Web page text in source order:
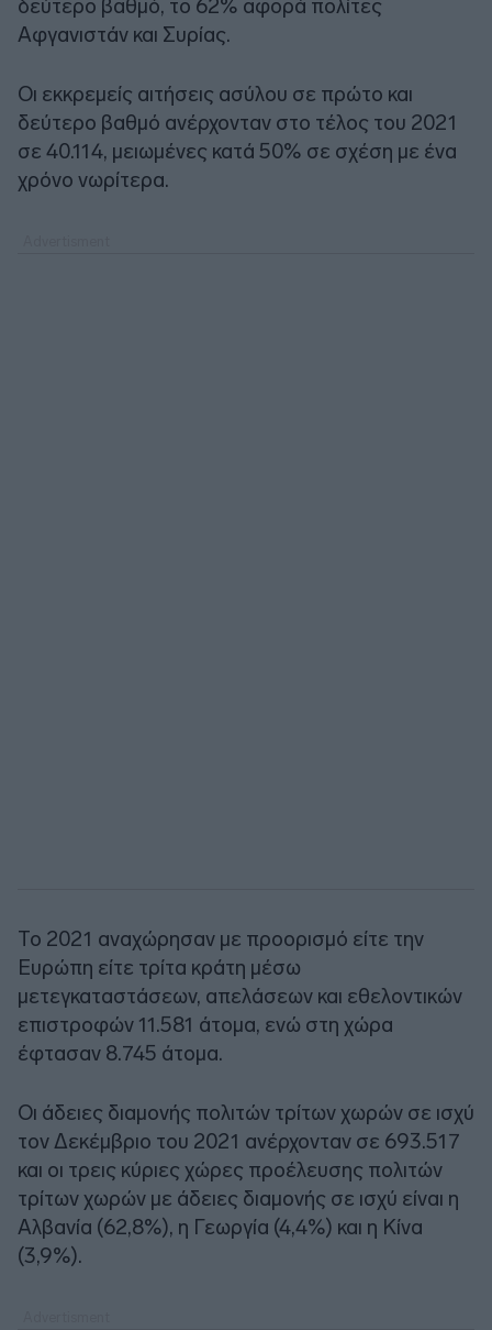
δεύτερο βαθμό, το 62% αφορά πολίτες
Αφγανιστάν και Συρίας.
Οι εκκρεμείς αιτήσεις ασύλου σε πρώτο και
δεύτερο βαθμό ανέρχονταν στο τέλος του 2021
σε 40.114, μειωμένες κατά 50% σε σχέση με ένα
χρόνο νωρίτερα.
Το 2021 αναχώρησαν με προορισμό είτε την
Ευρώπη είτε τρίτα κράτη μέσω
μετεγκαταστάσεων, απελάσεων και εθελοντικών
επιστροφών 11.581 άτομα, ενώ στη χώρα
έφτασαν 8.745 άτομα.
Οι άδειες διαμονής πολιτών τρίτων χωρών σε ισχύ
τον Δεκέμβριο του 2021 ανέρχονταν σε 693.517
και οι τρεις κύριες χώρες προέλευσης πολιτών
τρίτων χωρών με άδειες διαμονής σε ισχύ είναι η
Αλβανία (62,8%), η Γεωργία (4,4%) και η Κίνα
(3,9%).